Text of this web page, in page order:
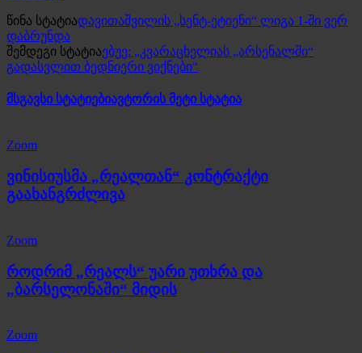
წინა სტატიადავითაშვილის „სენტ-ეტიენი“ ლიგა 1-ში ვერ
დაბრუნდა
შემდეგი სტატიაებუე: „კვარაცხელიას „არსენალში“
გადასვლით ბედნიერი ვიქნები“
მსგავსი სტატიებიავტორის მეტი სტატია
Zoom
ვინისიუსმა „რეალთან“ კონტრაქტი
გაახანგრძლივა
Zoom
როდრიმ „რეალს“ უარი უთხრა და
„ბარსელონაში“ მიდის
Zoom